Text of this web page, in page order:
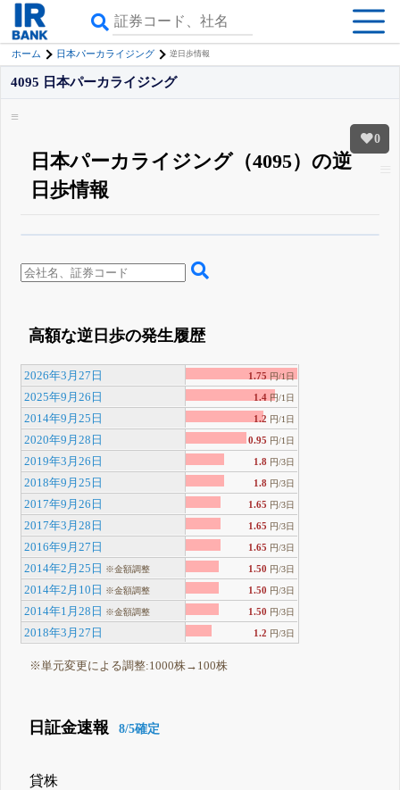
ホーム 日本パーカライジング 逆日歩情報
0
4095 日本パーカライジング
日本パーカライジング（4095）の逆
日歩情報
見られる
無料でβ版をはじめる
登録すると永久30%OFFと米株版の先行利用も付きます
高額な逆日歩の発生履歴
2026年3月27日 1.75 円/1日
2025年9月26日 1.4 円/1日
2014年9月25日 1.2 円/1日
2020年9月28日 0.95 円/1日
2019年3月26日 1.8 円/3日
2018年9月25日 1.8 円/3日
2017年9月26日 1.65 円/3日
2017年3月28日 1.65 円/3日
2016年9月27日 1.65 円/3日
2014年2月25日 ※金額調整 1.50 円/3日
2014年2月10日 ※金額調整 1.50 円/3日
2014年1月28日 ※金額調整 1.50 円/3日
2018年3月27日 1.2 円/3日
※単元変更による調整:1000株→100株
日証金速報 8/5確定
貸株